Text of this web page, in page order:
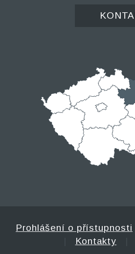
Prohlášení o přístupnosti
Kontakty